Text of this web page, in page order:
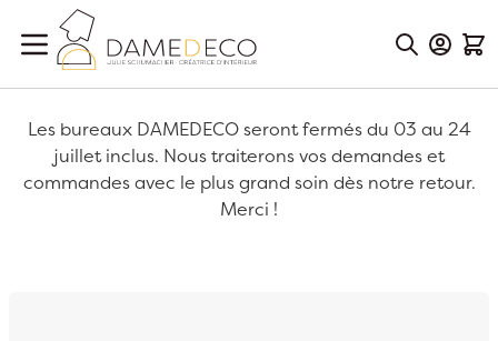
Aller au contenu
Les bureaux DAMEDECO seront fermés du 03 au 24
juillet inclus. Nous traiterons vos demandes et
commandes avec le plus grand soin dès notre retour.
Merci !